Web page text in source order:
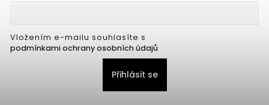
Vložením e-mailu souhlasíte s
podmínkami ochrany osobních údajů
Přihlásit se